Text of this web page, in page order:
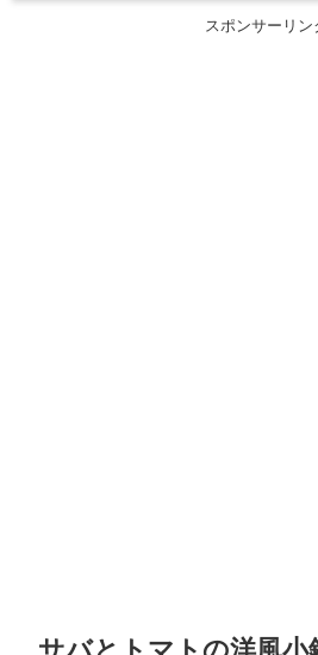
スポンサーリン
サバとトマトの洋風